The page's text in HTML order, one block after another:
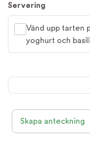
Servering
Vänd upp tarten
yoghurt och
Skapa anteckning